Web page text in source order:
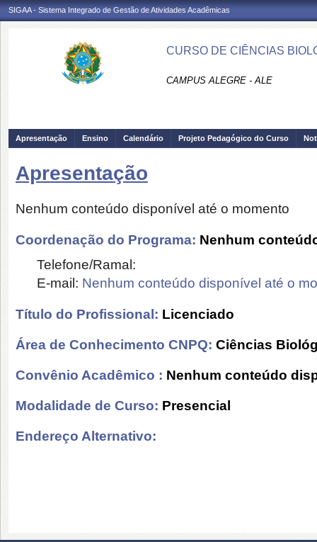
SIGAA - Sistema Integrado de Gestão de Atividades Acadêmicas
CURSO DE CIÊNCIAS
CAMPUS ALEGRE - ALE
Apresentação Ensino Calendário Projeto Pedagógico do Curso
Apresentação
Nenhum conteúdo disponível até o momento
Coordenação do Programa: Nenhum
Telefone/Ramal:
E-mail: Nenhum conteúdo disponível até o
Título do Profissional: Licenciado
Área de Conhecimento CNPQ: Ciências
Convênio Acadêmico : Nenhum conteúdo
Modalidade de Curso: Presencial
Endereço Alternativo: